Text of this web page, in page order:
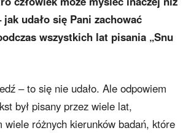
udało się Pani zachować
wszystkich lat pisania „Snu
– to się nie udało. Ale odpowiem
był pisany przez wiele lat,
wiele różnych kierunków badań, które